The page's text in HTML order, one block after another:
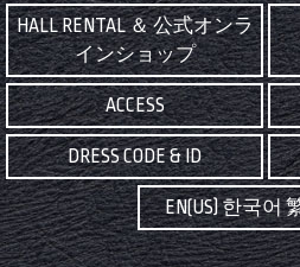
HALL RENTAL ＆ 公式オンラ
インショップ
ACCESS
DRESS CODE & ID
EN(US) 한국어